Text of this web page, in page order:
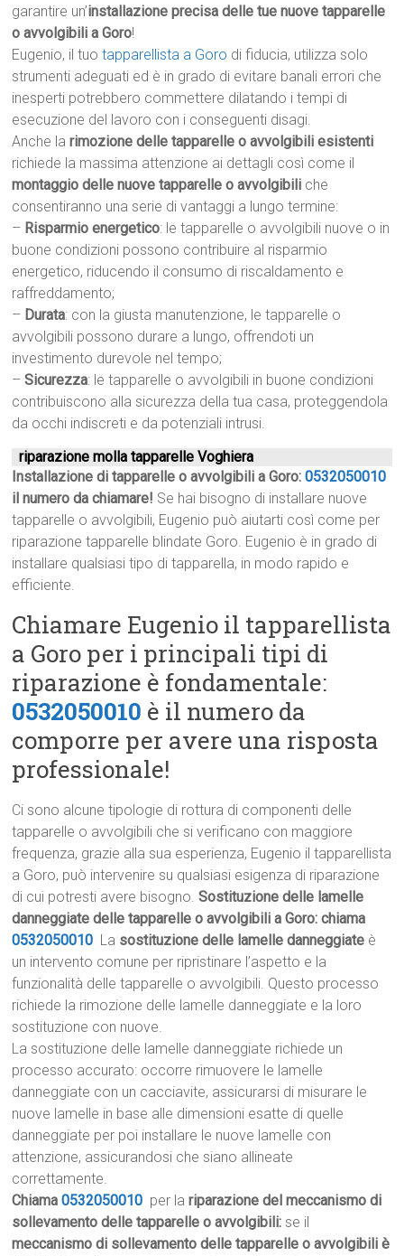
garantire un’installazione precisa delle tue nuove tapparelle
o avvolgibili a Goro!
Eugenio, il tuotapparellista a Goro di fiducia, utilizza solo
strumenti adeguati ed è in grado di evitare banali errori che
inesperti potrebbero commettere dilatando i tempi di
esecuzione del lavoro con i conseguenti disagi.
Anche larimozione delle tapparelle o avvolgibili esistenti
richiede la massima attenzione ai dettagli così come il
montaggio delle nuove tapparelle o avvolgibili che
consentiranno una serie di vantaggi a lungo termine:
– Risparmio energetico: le tapparelle o avvolgibili nuove o in
buone condizioni possono contribuire al risparmio
energetico, riducendo il consumo di riscaldamento e
raffreddamento;
– Durata: con la giusta manutenzione, le tapparelle o
avvolgibili possono durare a lungo, offrendoti un
investimento durevole nel tempo;
–Sicurezza: le tapparelle o avvolgibili in buone condizioni
contribuiscono alla sicurezza della tua casa, proteggendola
da occhi indiscreti e da potenziali intrusi.
riparazione molla tapparelle Voghiera
Installazione di tapparelle o avvolgibili a Goro:0532050010
il numero da chiamare! Se hai bisogno di installare nuove
tapparelle o avvolgibili, Eugenio può aiutarti così come per
riparazione tapparelle blindate Goro. Eugenio è in grado di
installare qualsiasi tipo di tapparella, in modo rapido e
efficiente.
Chiamare Eugenio il tapparellista
a Goro per i principali tipi di
riparazione è fondamentale:
0532050010 è il numero da
comporre per avere una risposta
professionale!
Ci sono alcune tipologie di rottura di componenti delle
tapparelle o avvolgibili che si verificano con maggiore
frequenza, grazie alla sua esperienza, Eugenio il tapparellista
a Goro, può intervenire su qualsiasi esigenza di riparazione
di cui potresti avere bisogno.Sostituzione delle lamelle
danneggiate delle tapparelle o avvolgibili a Goro: chiama
0532050010 La sostituzione delle lamelle danneggiate è
un intervento comune per ripristinare l’aspetto e la
funzionalità delle tapparelle o avvolgibili. Questo processo
richiede la rimozione delle lamelle danneggiate e la loro
sostituzione con nuove.
La sostituzione delle lamelle danneggiate richiede un
processo accurato: occorre rimuovere le lamelle
danneggiate con un cacciavite, assicurarsi di misurare le
nuove lamelle in base alle dimensioni esatte di quelle
danneggiate per poi installare le nuove lamelle con
attenzione, assicurandosi che siano allineate
correttamente.
Chiama0532050010 per lariparazione del meccanismo di
sollevamento delle tapparelle o avvolgibili: se il
meccanismo di sollevamento delle tapparelle o avvolgibili è